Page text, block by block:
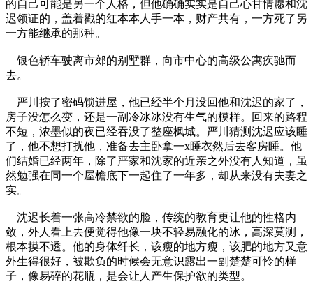
的自己可能是另一个人格，但他确确实实是自己心甘情愿和沈
迟领证的，盖着戳的红本本人手一本，财产共有，一方死了另
一方能继承的那种。
银色轿车驶离市郊的别墅群，向市中心的高级公寓疾驰而
去。
严川按了密码锁进屋，他已经半个月没回他和沈迟的家了，
房子没怎么变，还是一副冷冰冰没有生气的模样。回来的路程
不短，浓墨似的夜已经吞没了整座枫城。严川猜测沈迟应该睡
了，他不想打扰他，准备去主卧拿一x睡衣然后去客房睡。他
们结婚已经两年，除了严家和沈家的近亲之外没有人知道，虽
然勉强在同一个屋檐底下一起住了一年多，却从来没有夫妻之
实。
沈迟长着一张高冷禁欲的脸，传统的教育更让他的性格内
敛，外人看上去便觉得他像一块不轻易融化的冰，高深莫测，
根本摸不透。他的身体纤长，该瘦的地方瘦，该肥的地方又意
外生得很好，被欺负的时候会无意识露出一副楚楚可怜的样
子，像易碎的花瓶，是会让人产生保护欲的类型。